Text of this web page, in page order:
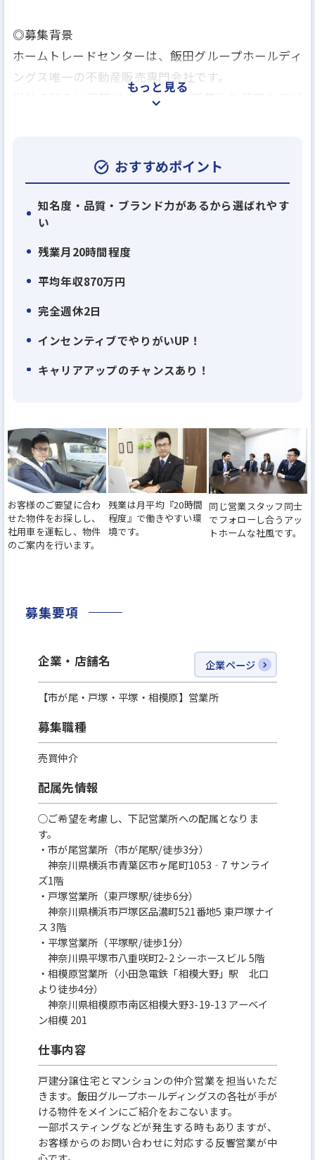
◎募集背景
ホームトレードセンターは、飯田グループホールディ
ングス唯一の不動産販売専門会社です。
当社の強みは飯田グループ6社の新着物件情報をスピ
お客様がより幸せに暮らせる理想の住まいをご提案
させていただきます。
2010年に設立された当初は4店舗でしたが、現在では
42店舗（2025年3月時点）と活動エリアを拡大し、さ
年間で5店舗ほどのペースで新規出店を進めておりま
す。
強化している状況でございます。
(1)お客様に選ばれやすい物件を揃えている
当社がメインで扱うのは、分譲住宅国内シェア
No.1の飯田グループホールディングス各社の住宅と
なります。
・住宅性能表示制度の4分野で最高等級を取得し
ている確かな品質
などお客様に選ばれる理由が揃っております！
1人あたり月10件～30件のお問い合わせが平等に
振り分けられます。
欲の高いお客様が多いです。
＜モデル年収＞
○30代/1200万円（中途入社3年目）
(3)キャリアパス
まずは一旦はメンバーとしてお迎えをしたいと
思います。理由は、当社の営業メンバーやスタイル
に慣れて頂きたいためです。
その後は、実績に応じてキャリアを積んで頂く
環境がございます。今年も全国での出店の計画がご
ざいますので、店長からエリアマネージャー、統括
責任者など多数のポジションをご用意できます。
成長している当社だからこそ、優先したい条件
とキャリア形成に応じた働き方も可能になります。
もっと見る
おすすめポイント
知名度・品質・ブランド力があるから選ばれやす
い
残業月20時間程度
平均年収870万円
完全週休2日
インセンティブでやりがいUP！
キャリアアップのチャンスあり！
お客様のご要望に合わ
せた物件をお探しし、
社用車を運転し、物件
のご案内を行います。
残業は月平均『20時間
程度』で働きやすい環
境です。
同じ営業スタッフ同士
でフォローし合うアッ
トホームな社風です。
募集要項
企業・店舗名 企業ページ
【市が尾・戸塚・平塚・相模原】営業所
募集職種
売買仲介
配属先情報
○ご希望を考慮し、下記営業所への配属となりま
す。
・市が尾営業所（市が尾駅/徒歩3分）
神奈川県横浜市青葉区市ヶ尾町1053‐7 サンライ
ズ1階
・戸塚営業所（東戸塚駅/徒歩6分）
神奈川県横浜市戸塚区品濃町521番地5 東戸塚ナイ
ス 3階
・平塚営業所（平塚駅/徒歩1分）
神奈川県平塚市八重咲町2-2 シーホースビル 5階
・相模原営業所（小田急電鉄「相模大野」駅 北口
より徒歩4分）
神奈川県相模原市南区相模大野3-19-13 アーベイ
ン相模 201
仕事内容
戸建分譲住宅とマンションの仲介営業を担当いただ
きます。飯田グループホールディングスの各社が手が
ける物件をメインにご紹介をおこないます。
一部ポスティングなどが発生する時もありますが、
お客様からのお問い合わせに対応する反響営業が中